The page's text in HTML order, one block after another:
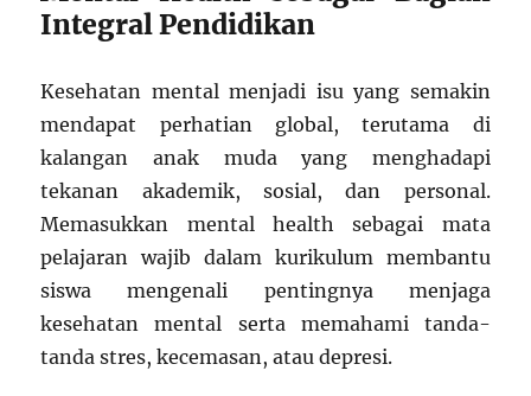
Integral Pendidikan
Kesehatan mental menjadi isu yang semakin
mendapat perhatian global, terutama di
kalangan anak muda yang menghadapi
tekanan akademik, sosial, dan personal.
Memasukkan mental health sebagai mata
pelajaran wajib dalam kurikulum membantu
siswa mengenali pentingnya menjaga
kesehatan mental serta memahami tanda-
tanda stres, kecemasan, atau depresi.